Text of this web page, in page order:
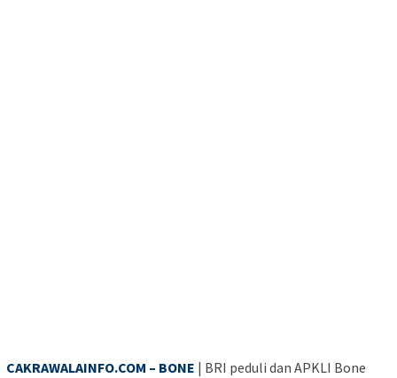
CAKRAWALAINFO.COM – BONE | BRI peduli dan APKLI Bone